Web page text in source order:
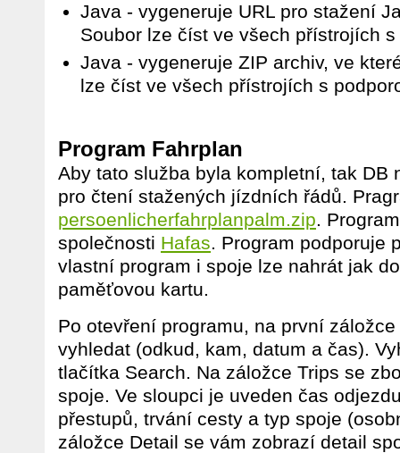
Java - vygeneruje URL pro stažení
Soubor lze číst ve všech přístrojích
Java - vygeneruje ZIP archiv, ve
lze číst ve všech přístrojích s
Program Fahrplan
Aby tato služba byla kompletní, tak DB
pro čtení stažených jízdních řádů.
persoenlicherfahrplanpalm.zip.
společnosti Hafas. Program podporuje
vlastní program i spoje lze nahrát jak
paměťovou kartu.
Po otevření programu, na první
vyhledat (odkud, kam, datum a čas).
tlačítka Search. Na záložce Trips se
spoje. Ve sloupci je uveden čas
přestupů, trvání cesty a typ spoje
záložce Detail se vám zobrazí detail